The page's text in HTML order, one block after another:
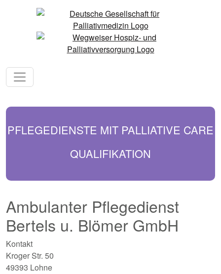
PFLEGEDIENSTE MIT PALLIATIVE CARE
QUALIFIKATION
Ambulanter Pflegedienst
Bertels u. Blömer GmbH
Kontakt
Kroger Str. 50
49393 Lohne